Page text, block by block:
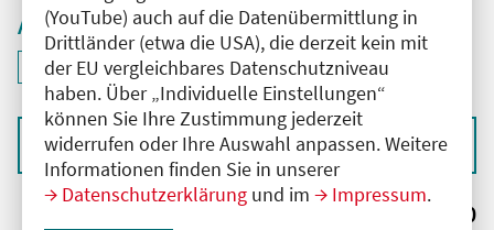
(YouTube) auch auf die Datenübermittlung in
Drittländer (etwa die USA), die derzeit kein mit
der EU vergleichbares Datenschutzniveau
haben. Über „Individuelle Einstellungen“
können Sie Ihre Zustimmung jederzeit
widerrufen oder Ihre Auswahl anpassen. Weitere
Informationen finden Sie in unserer
Datenschutzerklärung und im Impressum.
Aktive Filter
Filter
ID: ANT-2502096
deaktivieren und Suchergebnisse neu laden
Sortieren nach
Ergebnisse: 0